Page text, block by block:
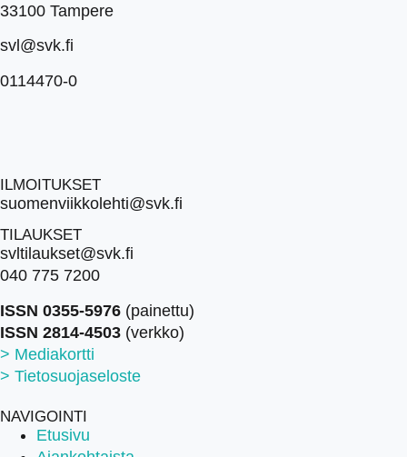
33100 Tampere
svl@svk.fi
0114470-0
ILMOITUKSET
suomenviikkolehti@svk.fi
TILAUKSET
svltilaukset@svk.fi
040 775 7200
ISSN 0355-5976 (painettu)
ISSN 2814-4503 (verkko)
> Mediakortti
> Tietosuojaseloste
NAVIGOINTI
Etusivu